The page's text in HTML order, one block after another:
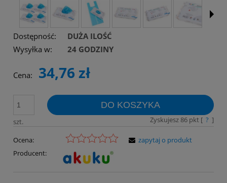
Dostępność:
DUŻA ILOŚĆ
Wysyłka w:
24 GODZINY
Cena: 34,76 zł
szt.
DO KOSZYKA
Zyskujesz 86pkt [ ? ]
Ocena:
Producent:
zapytaj o produkt